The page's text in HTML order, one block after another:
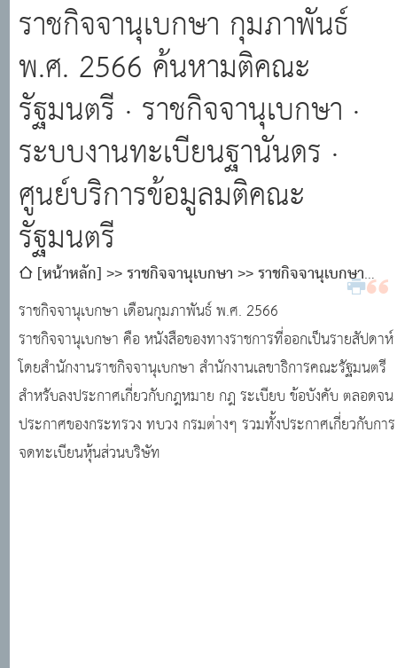
ราชกิจจานุเบกษา กุมภาพันธ์
พ.ศ. 2566 ค้นหามติคณะ
รัฐมนตรี · ราชกิจจานุเบกษา ·
ระบบงานทะเบียนฐานันดร ·
ศูนย์บริการข้อมูลมติคณะ
รัฐมนตรี
[หน้าหลัก] ราชกิจจานุเบกษา
ราชกิจจานุเบกษา
กุมภาพันธ์ พ.ศ. 2566 ค้นหามติคณะรัฐมนตรี · ราชกิจจานุ
เบกษา · ระบบงานทะเบียนฐานันดร · ศูนย์บริการข้อมูลมติคณะ
รัฐมนตรี
ราชกิจจานุเบกษา เดือนกุมภาพันธ์ พ.ศ. 2566
ราชกิจจานุเบกษา คือ หนังสือของทางราชการที่ออกเป็นรายสัปดาห์
โดยสำนักงานราชกิจจานุเบกษา สำนักงานเลขาธิการคณะรัฐมนตรี
สำหรับลงประกาศเกี่ยวกับกฎหมาย กฎ ระเบียบ ข้อบังคับ ตลอดจน
ประกาศของกระทรวง ทบวง กรมต่างๆ รวมทั้งประกาศเกี่ยวกับการ
จดทะเบียนหุ้นส่วนบริษัท